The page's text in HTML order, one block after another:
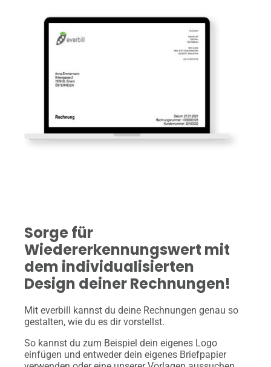
Sorge für
Wiedererkennungswert mit
dem individualisierten
Design deiner Rechnungen!
Mit everbill kannst du deine Rechnungen genau so
gestalten, wie du es dir vorstellst.
So kannst du zum Beispiel dein eigenes Logo
einfügen und entweder dein eigenes Briefpapier